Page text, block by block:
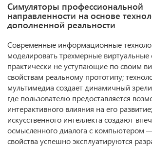
Симуляторы профессиональной
направленности на основе
дополненной реальности
Современные информационные
моделировать трехмерные виртуальные
практически не уступающие по своим
свойствам реальному прототипу;
мультимедиа создает динамичный
где пользователю предоставляется
интерактивного влияния на его
искусственного интеллекта создают
осмысленного диалога с компьютером
свойства успешно эксплуатируются